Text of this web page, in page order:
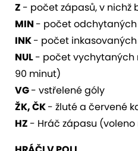
Z - počet zápasů, v nichž
MIN - počet
INK- počet
NUL- počet vychytaných
90 minut)
VG- vstřelené góly
ŽK, ČK- žluté a červené
HZ - Hráč zápasu